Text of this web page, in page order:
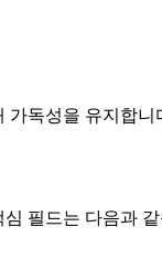
가독성을 유지합니
필드는 다음과